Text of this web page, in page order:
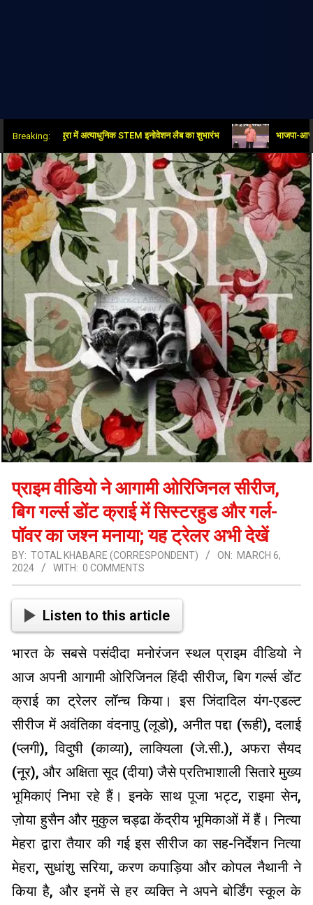
Breaking:में अत्याधुनिक STEM इनोवेशन लैब का शुभारंभ भाजपा-आरएसएस, मोदी-
प्राइम वीडियो ने आगामी ओरिजिनल सीरीज,
बिग गर्ल्स डोंट क्राई में सिस्टरहुड और गर्ल-
पॉवर का जश्न मनाया; यह ट्रेलर अभी देखें
BY: TOTAL KHABARE (CORRESPONDENT) ON: MARCH 6,
2024
WITH: 0 COMMENTS
Listen to this article
भारत के सबसे पसंदीदा मनोरंजन स्थल प्राइम वीडियो ने
आज अपनी आगामी ओरिजिनल हिंदी सीरीज, बिग गर्ल्स डोंट
क्राई का ट्रेलर लॉन्च किया। इस जिंदादिल यंग-एडल्ट
सीरीज में अवंतिका वंदनापु (लूडो), अनीत पद्दा (रूही), दलाई
(प्लगी), विदुषी (काव्या), लाक्यिला (जे.सी.), अफरा सैयद
(नूर), और अक्षिता सूद (दीया) जैसे प्रतिभाशाली सितारे मुख्य
भूमिकाएं निभा रहे हैं। इनके साथ पूजा भट्ट, राइमा सेन,
ज़ोया हुसैन और मुकुल चड्ढा केंद्रीय भूमिकाओं में हैं। नित्या
मेहरा द्वारा तैयार की गई इस सीरीज का सह-निर्देशन नित्या
मेहरा, सुधांशु सरिया, करण कपाड़िया और कोपल नैथानी ने
किया है, और इनमें से हर व्यक्ति ने अपने बोर्डिंग स्कूल के